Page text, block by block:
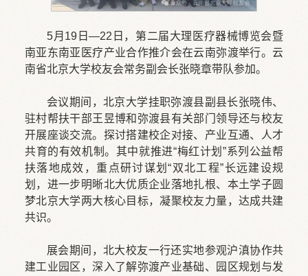
5月19日—22日，第二届大理医疗器械博览会暨
南亚东南亚医疗产业合作推介会在云南弥渡举行。云
南省北京大学校友会常务副会长张晓章带队参加。
会议期间，北京大学挂职弥渡县副县长张晓伟、
驻村帮扶干部王昱博和弥渡县有关部门领导还与校友
开展座谈交流。探讨搭建校企对接、产业互通、人才
共育的有效机制。其中就推进“梅红计划”系列公益帮
扶落地成效，重点研讨谋划“双北工程”长远建设规
划，进一步明晰北大优质企业落地扎根、本土学子圆
梦北京大学两大核心目标，凝聚校友力量，达成共建
共识。
展会期间，北大校友一行还实地参观沪滇协作共
建工业园区，深入了解弥渡产业基础、园区规划与发